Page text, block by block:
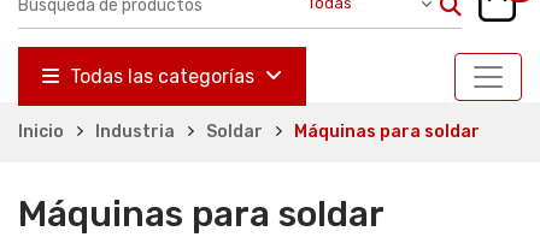
Todas las categorías
Inicio Industria Soldar Máquinas para soldar
Máquinas para soldar